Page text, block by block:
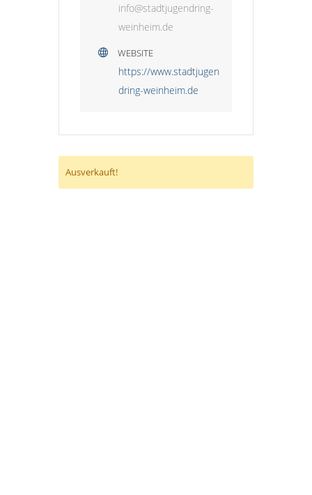
info@stadtjugendring-
weinheim.de
WEBSITE
https://www.stadtjugen
dring-weinheim.de
Ausverkauft!